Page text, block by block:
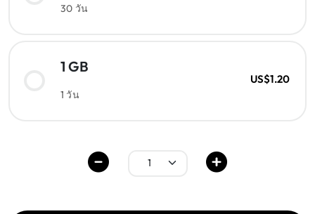
30 วัน
1 GB
1 วัน
US$1.20